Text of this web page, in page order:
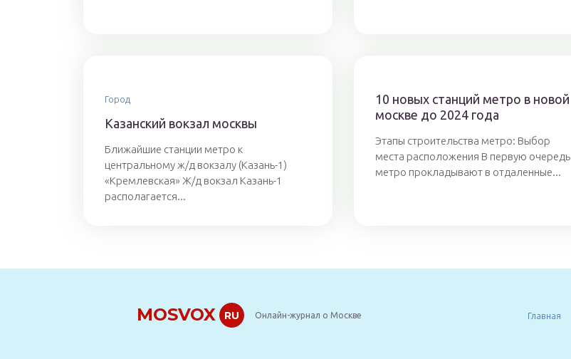
Город
Казанский вокзал москвы
Ближайшие станции метро к
центральному ж/д вокзалу (Казань-1)
«Кремлевская» Ж/д вокзал Казань-1
располагается...
10 новых станций метро в новой
москве до 2024 года
Этапы строительства метро: Выбор
места расположения В первую очередь
метро прокладывают в отдаленные...
MOSVOX RU Онлайн-журнал о Москве Главная